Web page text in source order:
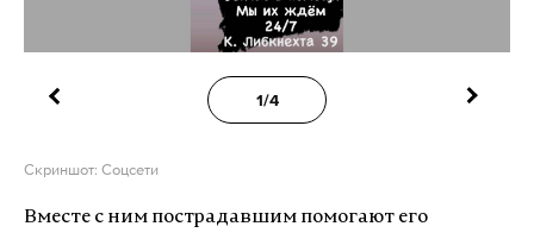
1/4
Скриншот: Соцсети
Вместе с ним пострадавшим помогают его